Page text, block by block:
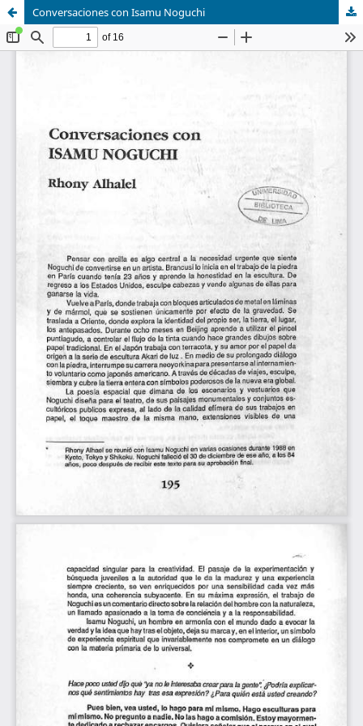
Conversaciones con Isamu Noguchi